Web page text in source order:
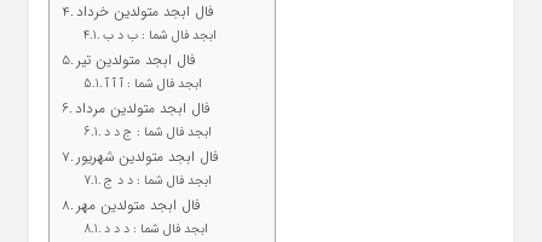
فال ابجد متولدین خرداد
ابجد فال شما : ب د ب
فال ابجد متولدین تیر
ابجد فال شما : آ آ آ
فال ابجد متولدین مرداد
ابجد فال شما : ج د د
فال ابجد متولدین شهریور
ابجد فال شما : د د ج
فال ابجد متولدین مهر
ابجد فال شما : د د د